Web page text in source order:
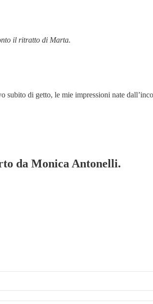
il ritratto di Marta.
di getto, le mie impressioni nate
da Monica Antonelli.